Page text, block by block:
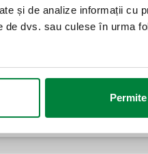
și de analize informații cu
de dvs. sau culese în urma